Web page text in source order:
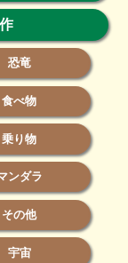
恐竜
食べ物
乗り物
ンダラ
その他
宇宙